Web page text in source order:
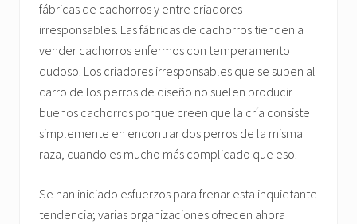
fábricas de cachorros y entre criadores
irresponsables. Las fábricas de cachorros tienden a
vender cachorros enfermos con temperamento
dudoso. Los criadores irresponsables que se suben al
carro de los perros de diseño no suelen producir
buenos cachorros porque creen que la cría consiste
simplemente en encontrar dos perros de la misma
raza, cuando es mucho más complicado que eso.
Se han iniciado esfuerzos para frenar esta inquietante
tendencia; varias organizaciones ofrecen ahora